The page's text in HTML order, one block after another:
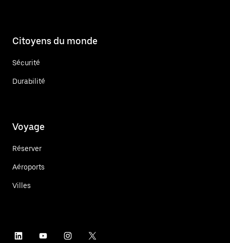
Citoyens du monde
Sécurité
Durabilité
Voyage
Réserver
Aéroports
Villes